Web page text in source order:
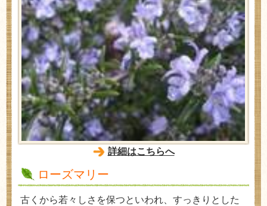
詳細はこちらへ
ローズマリー
古くから若々しさを保つといわれ、すっきりとした